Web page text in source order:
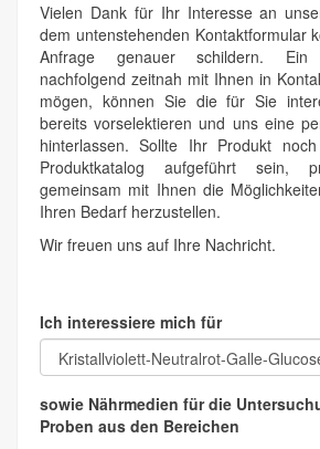
Vielen Dank für Ihr Interesse an
dem untenstehenden Kontaktformular
Anfrage genauer schildern. Ein
nachfolgend zeitnah mit Ihnen in
mögen, können Sie die für Sie
bereits vorselektieren und uns eine
hinterlassen. Sollte Ihr Produkt
Produktkatalog aufgeführt sein,
gemeinsam mit Ihnen die
Ihren Bedarf herzustellen.
Wir freuen uns auf Ihre Nachricht.
Ich interessiere mich für
sowie Nährmedien für die
Proben aus den Bereichen